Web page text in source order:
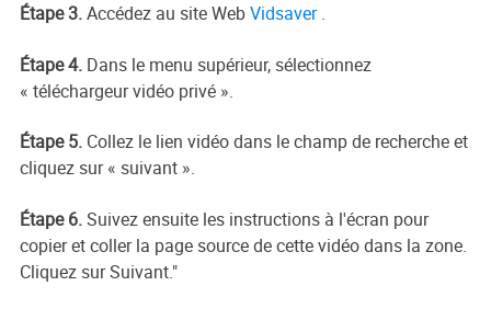
Étape 3.Accédez au site WebVidsaver.
Étape 4.Dans le menu supérieur, sélectionnez
« téléchargeur vidéo privé ».
Étape 5.Collez le lien vidéo dans le champ de recherche et
cliquez sur « suivant ».
Étape 6.Suivez ensuite les instructions à l'écran pour
copier et coller la page source de cette vidéo dans la zone.
Cliquez sur Suivant."